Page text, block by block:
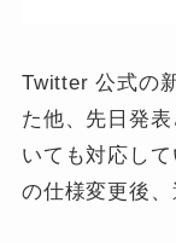
Twitter 公式の
た他、先日発表
いても対応し
の仕様変更後、